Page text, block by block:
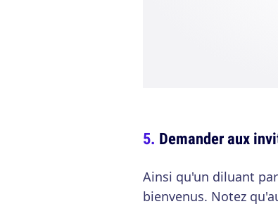
Demander aux
Ainsi qu'un diluant
bienvenus. Notez